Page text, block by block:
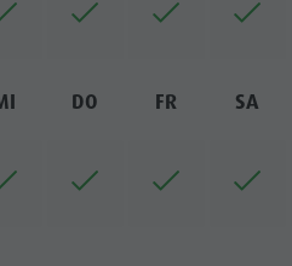
DO FR SA